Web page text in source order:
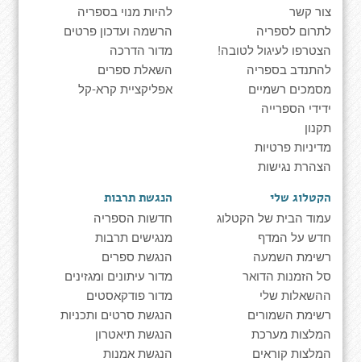
צור קשר
לתרום לספריה
הצטרפו לעיגול לטובה!
להתנדב בספריה
מסמכים רשמיים
ידידי הספרייה
תקנון
מדיניות פרטיות
הצהרת נגישות
להיות מנוי בספריה
הרשמה ועדכון פרטים
מדור הדרכה
השאלת ספרים
אפליקציית קרא-קל
הקטלוג שלי
עמוד הבית של הקטלוג
חדש על המדף
רשימת השמעה
סל הזמנות הדואר
ההשאלות שלי
רשימת השמורים
המלצות מערכת
המלצות קוראים
הנגשת תרבות
חדשות הספריה
מנגישים תרבות
הנגשת ספרים
מדור עיתונים ומגזינים
מדור פודקאסטים
הנגשת סרטים ותכניות
הנגשת תיאטרון
הנגשת אמנות